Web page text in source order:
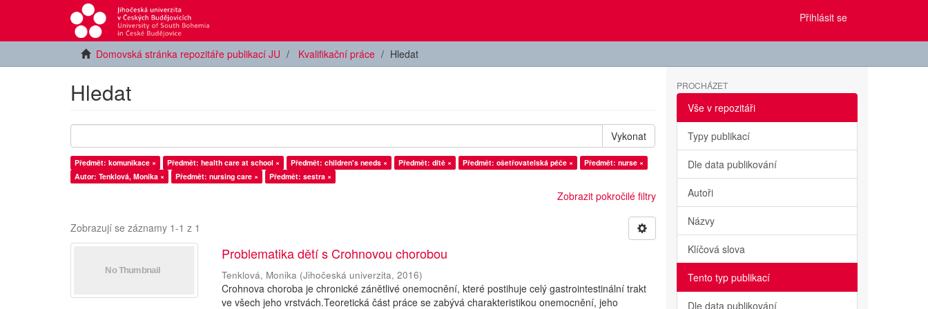
Přihlásit se
Domovská stránka repozitáře publikací JU Kvalifikační práce Hledat
Hledat
Vykonat
Předmět: komunikace × Předmět: health care at school × Předmět: children's needs × Předmět: dítě × Předmět: ošetřovatelská péče ×
Předmět: nurse ×
Autor: Tenklová, Monika ×
Předmět: nursing care × Předmět: sestra ×
Zobrazit pokročilé filtry
Zobrazují se záznamy 1-1 z 1
Problematika dětí s Crohnovou chorobou
Tenklová, Monika (Jihočeská univerzita,2016)
Crohnova choroba je chronické zánětlivé onemocnění, které postihuje celý gastrointestinální trakt
ve všech jeho vrstvách.Teoretická část práce se zabývá charakteristikou onemocnění, jeho
PROCHÁZET
Vše v repozitáři
Typy publikací
Dle data publikování
Autoři
Názvy
Klíčová slova
Tento typ publikací
Dle data publikování